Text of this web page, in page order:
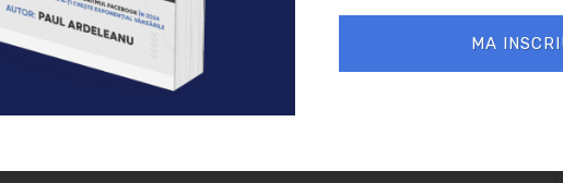
26/01/2025
creării unui site în
MA